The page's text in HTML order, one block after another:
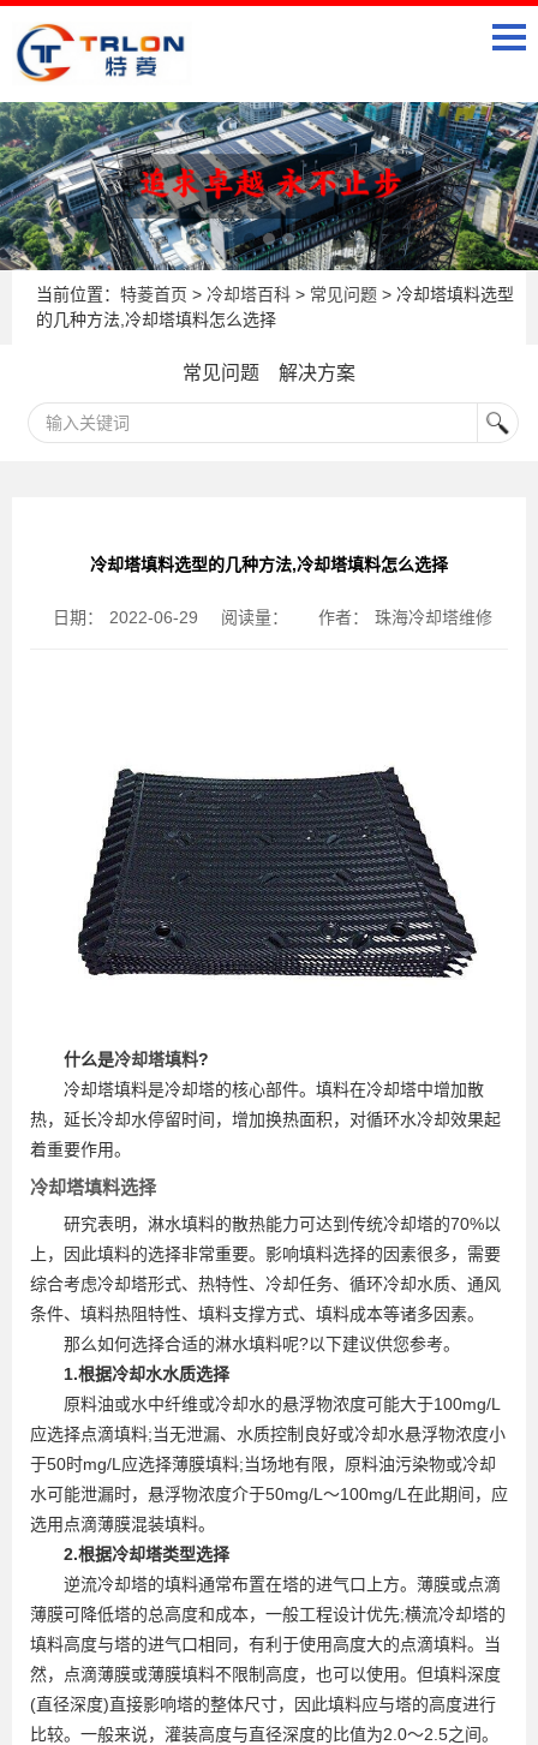
当前位置： 特菱首页 > 冷却塔百科 > 常见问题 > 冷却塔填料选型
的几种方法,冷却塔填料怎么选择
常见问题 解决方案
冷却塔填料选型的几种方法,冷却塔填料怎么选择
日期： 2022-06-29 阅读量： 作者： 珠海冷却塔维修
什么是冷却塔填料?
冷却塔填料是冷却塔的核心部件。填料在冷却塔中增加散
热，延长冷却水停留时间，增加换热面积，对循环水冷却效果起
着重要作用。
冷却塔填料选择
研究表明，淋水填料的散热能力可达到传统冷却塔的70%以
上，因此填料的选择非常重要。影响填料选择的因素很多，需要
综合考虑冷却塔形式、热特性、冷却任务、循环冷却水质、通风
条件、填料热阻特性、填料支撑方式、填料成本等诸多因素。
那么如何选择合适的淋水填料呢?以下建议供您参考。
1.根据冷却水水质选择
原料油或水中纤维或冷却水的悬浮物浓度可能大于100mg/L
应选择点滴填料;当无泄漏、水质控制良好或冷却水悬浮物浓度小
于50时mg/L应选择薄膜填料;当场地有限，原料油污染物或冷却
水可能泄漏时，悬浮物浓度介于50mg/L～100mg/L在此期间，应
选用点滴薄膜混装填料。
2.根据冷却塔类型选择
逆流冷却塔的填料通常布置在塔的进气口上方。薄膜或点滴
薄膜可降低塔的总高度和成本，一般工程设计优先;横流冷却塔的
填料高度与塔的进气口相同，有利于使用高度大的点滴填料。当
然，点滴薄膜或薄膜填料不限制高度，也可以使用。但填料深度
(直径深度)直接影响塔的整体尺寸，因此填料应与塔的高度进行
比较。一般来说，灌装高度与直径深度的比值为2.0～2.5之间。